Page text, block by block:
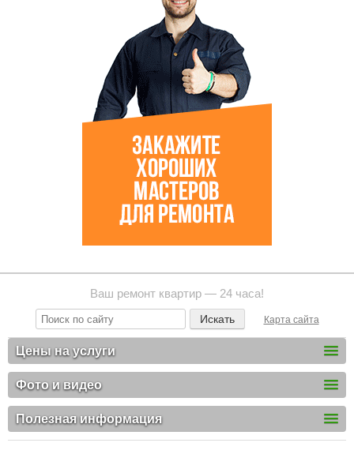
Ваш ремонт квартир — 24 часа!
Карта сайта
Цены на услуги
Фото и видео
Полезная информация